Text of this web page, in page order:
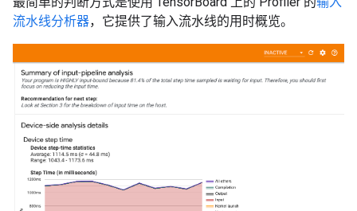
流水线分析器，它提供了输入流水线的用时概览。